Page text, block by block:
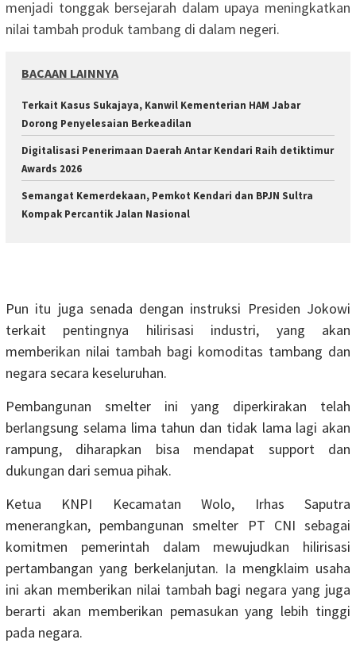
menjadi tonggak bersejarah dalam upaya meningkatkan
nilai tambah produk tambang di dalam negeri.
BACAAN LAINNYA
‎Terkait Kasus Sukajaya, Kanwil Kementerian HAM Jabar
‎Dorong Penyelesaian Berkeadilan
Digitalisasi Penerimaan Daerah Antar Kendari Raih detiktimur
Awards 2026
Semangat Kemerdekaan, Pemkot Kendari dan BPJN Sultra
Kompak Percantik Jalan Nasional
Pun itu juga senada dengan instruksi Presiden Jokowi
terkait pentingnya hilirisasi industri, yang akan
memberikan nilai tambah bagi komoditas tambang dan
negara secara keseluruhan.
Pembangunan smelter ini yang diperkirakan telah
berlangsung selama lima tahun dan tidak lama lagi akan
rampung, diharapkan bisa mendapat support dan
dukungan dari semua pihak.
Ketua KNPI Kecamatan Wolo, Irhas Saputra
menerangkan, pembangunan smelter PT CNI sebagai
komitmen pemerintah dalam mewujudkan hilirisasi
pertambangan yang berkelanjutan. Ia mengklaim usaha
ini akan memberikan nilai tambah bagi negara yang juga
berarti akan memberikan pemasukan yang lebih tinggi
pada negara.